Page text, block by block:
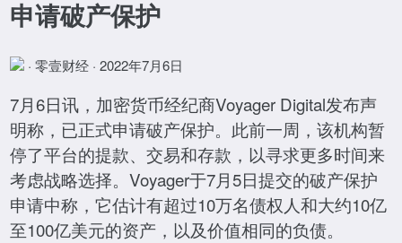
申请破产保护
· 零壹财经 · 2022年7月6日
7月6日讯，加密货币经纪商Voyager Digital发布声
明称，已正式申请破产保护。此前一周，该机构暂
停了平台的提款、交易和存款，以寻求更多时间来
考虑战略选择。Voyager于7月5日提交的破产保护
申请中称，它估计有超过10万名债权人和大约10亿
至100亿美元的资产，以及价值相同的负债。